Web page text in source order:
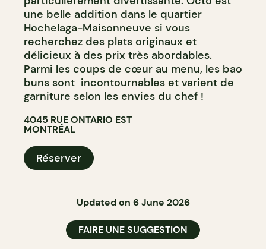
une belle addition dans le quartier
Hochelaga-Maisonneuve si vous
recherchez des plats originaux et
délicieux à des prix très abordables.
Parmi les coups de cœur au menu, les bao
buns sont incontournables et varient de
garniture selon les envies du chef !
4045 RUE ONTARIO EST
MONTRÉAL
Réserver
Updated on 6 June 2026
FAIRE UNE SUGGESTION